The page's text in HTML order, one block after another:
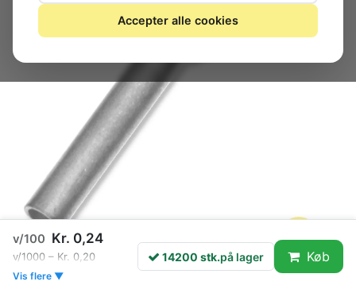
v/100 Kr. 0,24
v/1000 – Kr. 0,20
Vis flere ▼
14200 stk.på lager Køb
Accepter alle cookies